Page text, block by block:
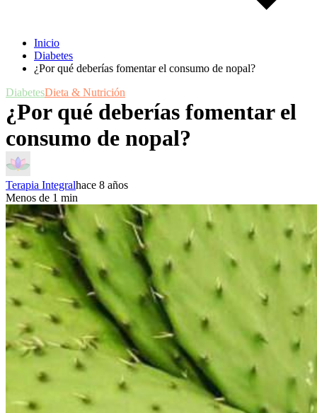
Inicio
Diabetes
¿Por qué deberías fomentar el consumo de nopal?
DiabetesDieta & Nutrición
¿Por qué deberías fomentar el
consumo de nopal?
Terapia Integralhace 8 años
Menos de 1 min